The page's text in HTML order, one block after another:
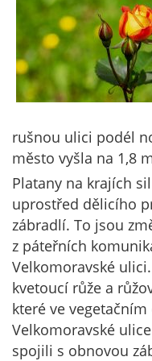
rušnou ulici podél
město vyšla na 1,8
Platany na krajích
uprostřed dělicího
zábradlí. To jsou
z páteřních
Velkomoravské
kvetoucí růže a
které ve
Velkomoravské
spojili s obnovou